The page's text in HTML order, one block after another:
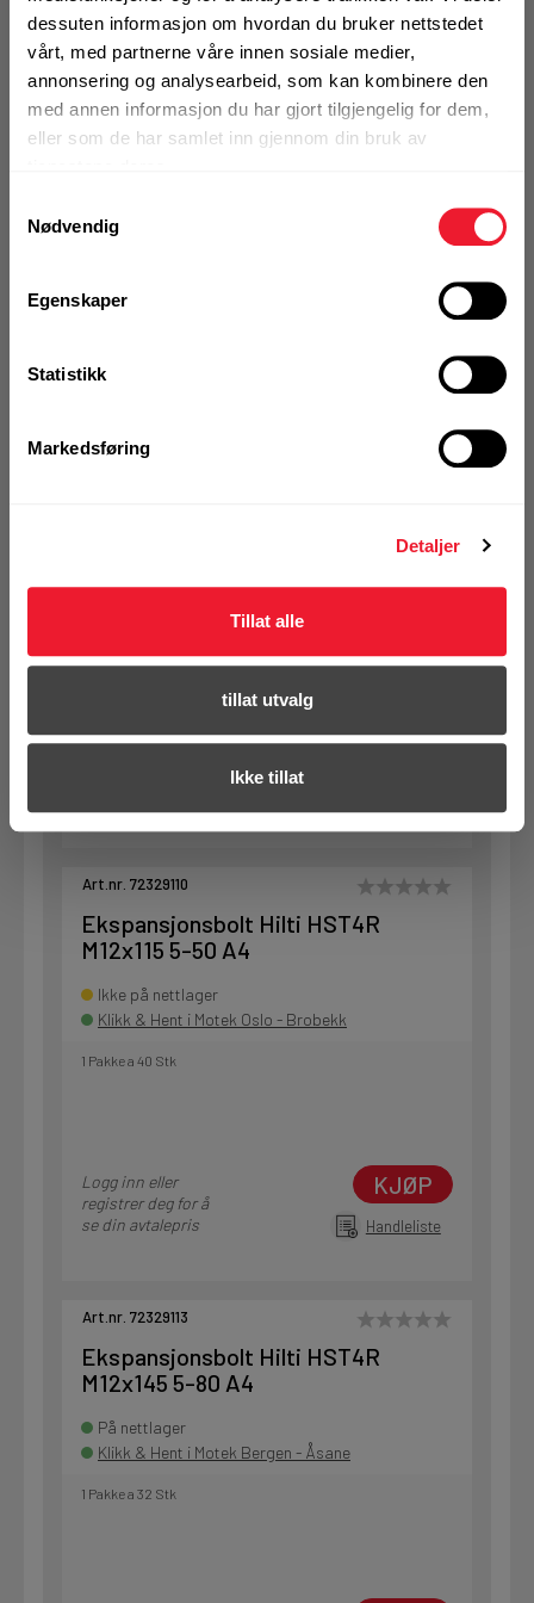
dessuten informasjon om hvordan du bruker nettstedet
vårt, med partnerne våre innen sosiale medier,
annonsering og analysearbeid, som kan kombinere den
med annen informasjon du har gjort tilgjengelig for dem,
eller som de har samlet inn gjennom din bruk av
Nødvendig
Egenskaper
Statistikk
Markedsføring
Detaljer
Tillat alle
tillat utvalg
Ikke tillat
Art.nr. 72329105
Ekspansjonsbolt Hilti HST4R
M10x160 5-110 A4
1 Pakke a 40 Stk
se din avtalepris
Handleliste
På nettlager
Logg inn eller
KJØP
Art.nr. 72329110
Ekspansjonsbolt Hilti HST4R
M12x115 5-50 A4
Ikke på nettlager
Klikk & Hent i Motek Oslo - Brobekk
1 Pakke a 40 Stk
Logg inn eller
registrer deg for å
se din avtalepris
KJØP
Handleliste
Art.nr. 72329113
Ekspansjonsbolt Hilti HST4R
M12x145 5-80 A4
På nettlager
Klikk & Hent i Motek Bergen - Åsane
1 Pakke a 32 Stk